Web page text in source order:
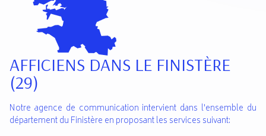
AFFICIENS DANS LE FINISTÈRE
(29)
Notre agence de communication intervient dans l'ensemble du
département du Finistère en proposant les services suivant: